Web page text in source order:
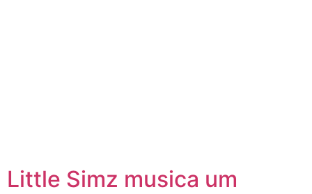
Little Simz musica um